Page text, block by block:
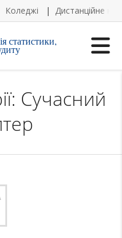
Коледжі Дистанційне
статистики,
Сучасний